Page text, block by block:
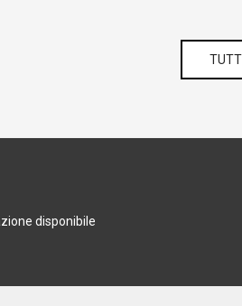
disponibile